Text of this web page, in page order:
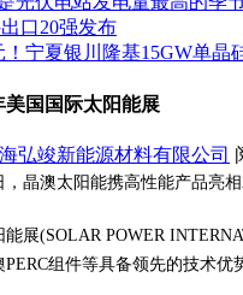
口20强发布
！宁夏银川隆基15GW单
美国国际太阳能展
海弘竣新能源材料有限公司
，晶澳太阳能携高性能产品亮
(SOLAR POWER
组件等具备领先的技术优